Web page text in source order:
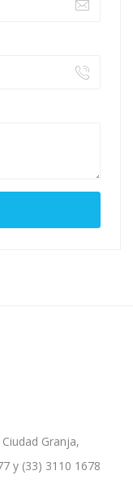
Granja,
y (33) 3110 1678